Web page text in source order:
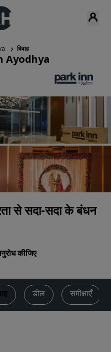
विवाह
Ayodhya
से सदा-सदा के बंधन
कीजिए
डील समीक्षाएँ